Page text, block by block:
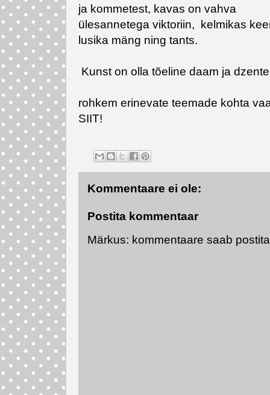
ja kommetest, kavas on vahva
ülesannetega viktoriin, kelmikas
lusika mäng ning tants.
Kunst on olla tõeline daam ja
rohkem erinevate teemade kohta
SIIT!
Kommentaare ei ole:
Postita kommentaar
Märkus: kommentaare saab